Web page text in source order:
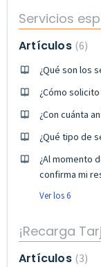
Servicios
Artículos 6
¿Qué son los
¿Cómo
¿Con cuánta
¿Qué tipo de
¿Al momento
confirma mi
Ver los 6
¡Recarga
Artículos 3